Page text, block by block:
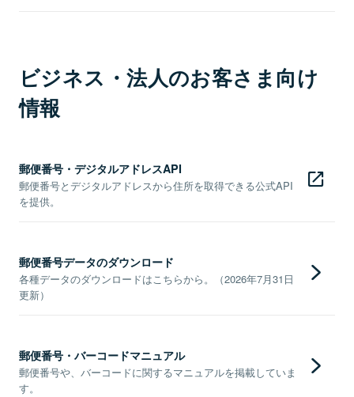
ビジネス・法人のお客さま向け
情報
郵便番号・デジタルアドレスAPI
郵便番号とデジタルアドレスから住所を取得できる公式API
を提供。
郵便番号データのダウンロード
各種データのダウンロードはこちらから。（2026年7月31日
更新）
郵便番号・バーコードマニュアル
郵便番号や、バーコードに関するマニュアルを掲載していま
す。